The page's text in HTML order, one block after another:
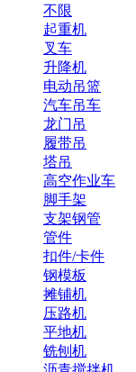
不限
起重机
叉车
升降机
电动吊篮
汽车吊车
龙门吊
履带吊
塔吊
高空作业车
脚手架
支架钢管
管件
扣件/卡件
钢模板
摊铺机
压路机
平地机
铣刨机